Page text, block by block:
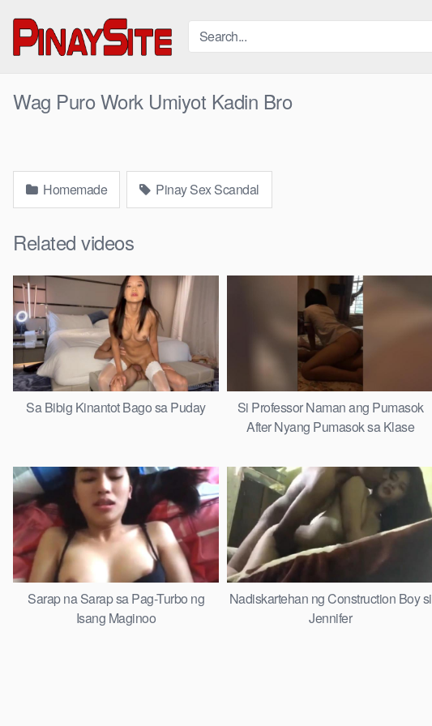
content
Wag Puro Work Umiyot Kadin Bro
Homemade Pinay Sex Scandal
Related videos
Sa Bibig Kinantot Bago sa Puday
Si Professor Naman ang Pumasok
After Nyang Pumasok sa Klase
Sarap na Sarap sa Pag-Turbo ng
Isang Maginoo
Nadiskartehan ng Construction Boy si
Jennifer